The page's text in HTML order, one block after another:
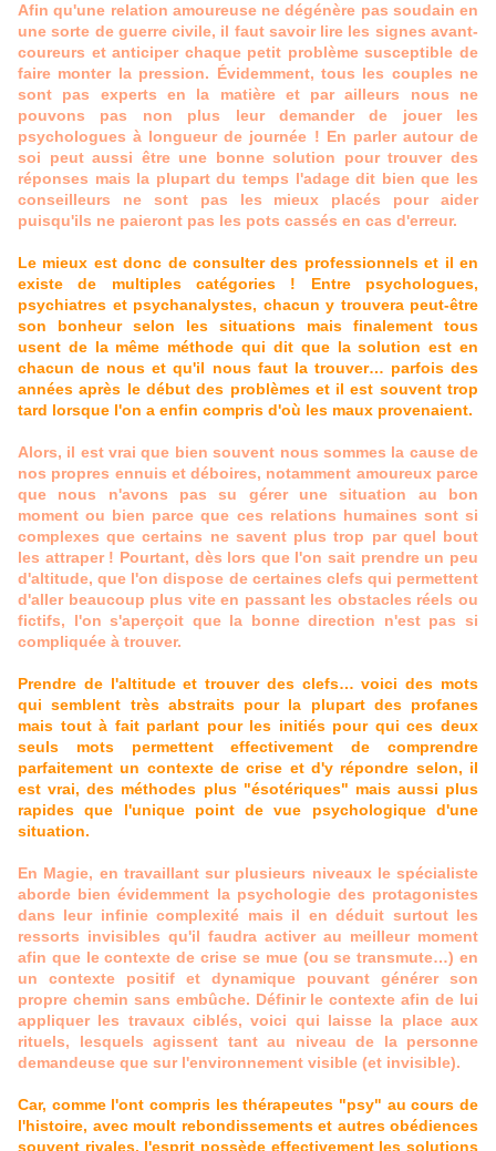
Afin qu'une relation amoureuse ne dégénère pas soudain en
une sorte de guerre civile, il faut savoir lire les signes avant-
coureurs et anticiper chaque petit problème susceptible de
faire monter la pression. Évidemment, tous les couples ne
sont pas experts en la matière et par ailleurs nous ne
pouvons pas non plus leur demander de jouer les
psychologues à longueur de journée ! En parler autour de
soi peut aussi être une bonne solution pour trouver des
réponses mais la plupart du temps l'adage dit bien que les
conseilleurs ne sont pas les mieux placés pour aider
puisqu'ils ne paieront pas les pots cassés en cas d'erreur.
Le mieux est donc de consulter des professionnels et il en
existe de multiples catégories ! Entre psychologues,
psychiatres et psychanalystes, chacun y trouvera peut-être
son bonheur selon les situations mais finalement tous
usent de la même méthode qui dit que la solution est en
chacun de nous et qu'il nous faut la trouver… parfois des
années après le début des problèmes et il est souvent trop
tard lorsque l'on a enfin compris d'où les maux provenaient.
Alors, il est vrai que bien souvent nous sommes la cause de
nos propres ennuis et déboires, notamment amoureux parce
que nous n'avons pas su gérer une situation au bon
moment ou bien parce que ces relations humaines sont si
complexes que certains ne savent plus trop par quel bout
les attraper ! Pourtant, dès lors que l'on sait prendre un peu
d'altitude, que l'on dispose de certaines clefs qui permettent
d'aller beaucoup plus vite en passant les obstacles réels ou
fictifs, l'on s'aperçoit que la bonne direction n'est pas si
compliquée à trouver.
Prendre de l'altitude et trouver des clefs… voici des mots
qui semblent très abstraits pour la plupart des profanes
mais tout à fait parlant pour les initiés pour qui ces deux
seuls mots permettent effectivement de comprendre
parfaitement un contexte de crise et d'y répondre selon, il
est vrai, des méthodes plus "ésotériques" mais aussi plus
rapides que l'unique point de vue psychologique d'une
situation.
En Magie, en travaillant sur plusieurs niveaux le spécialiste
aborde bien évidemment la psychologie des protagonistes
dans leur infinie complexité mais il en déduit surtout les
ressorts invisibles qu'il faudra activer au meilleur moment
afin que le contexte de crise se mue (ou se transmute…) en
un contexte positif et dynamique pouvant générer son
propre chemin sans embûche. Définir le contexte afin de lui
appliquer les travaux ciblés, voici qui laisse la place aux
rituels, lesquels agissent tant au niveau de la personne
demandeuse que sur l'environnement visible (et invisible).
Car, comme l'ont compris les thérapeutes "psy" au cours de
l'histoire, avec moult rebondissements et autres obédiences
souvent rivales, l'esprit possède effectivement les solutions